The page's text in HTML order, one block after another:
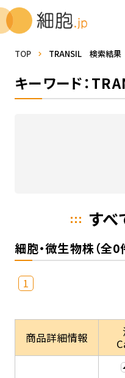
TOP TRANSIL 検索結果
キーワード：
す
細胞・微生物株（全0
1
商品詳細情報